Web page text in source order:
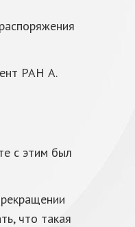
РАН А.
с этим был
что такая